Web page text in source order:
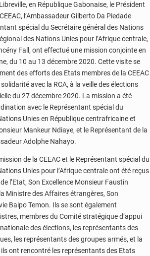
en République Gabonaise, le Président
l’Ambassadeur Gilberto Da Piedade
spécial du Secrétaire général des Nations
des Nations Unies pour l’Afrique centrale,
Fall, ont effectué une mission conjointe en
du 10 au 13 décembre 2020. Cette visite se
des efforts des Etats membres de la CEEAC
avec la RCA, à la veille des élections
du 27 décembre 2020. La mission a été
avec le Représentant spécial du
Unies en République centrafricaine et
Mankeur Ndiaye, et le Représentant de la
Adolphe Nahayo.
de la CEEAC et le Représentant spécial du
Unies pour l’Afrique centrale ont été reçus
l’Etat, Son Excellence Monsieur Faustin
Ministre des Affaires étrangères, Son
Baipo Temon. Ils se sont également
membres du Comité stratégique d’appui
des élections, les représentants des
les représentants des groupes armés, et la
ils ont rencontré les représentants des Etats